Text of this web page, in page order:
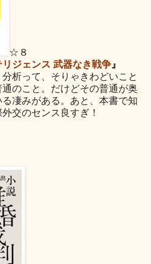
☆８
ジェンス 武器なき戦争』
析って、そりゃきわどいこと
のこと。だけどその普通が奥
凄みがある。あと、本書で知
交のセンス良すぎ！